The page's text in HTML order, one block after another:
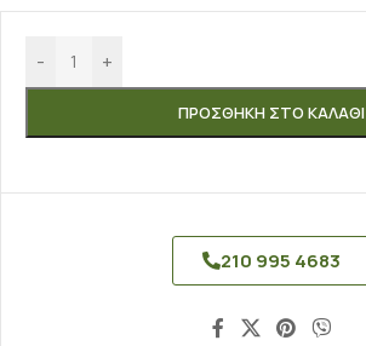
- +
ΠΡΟΣΘΉΚΗ ΣΤΟ ΚΑΛΆΘΙ
210 995 4683